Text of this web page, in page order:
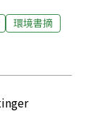
環境書摘